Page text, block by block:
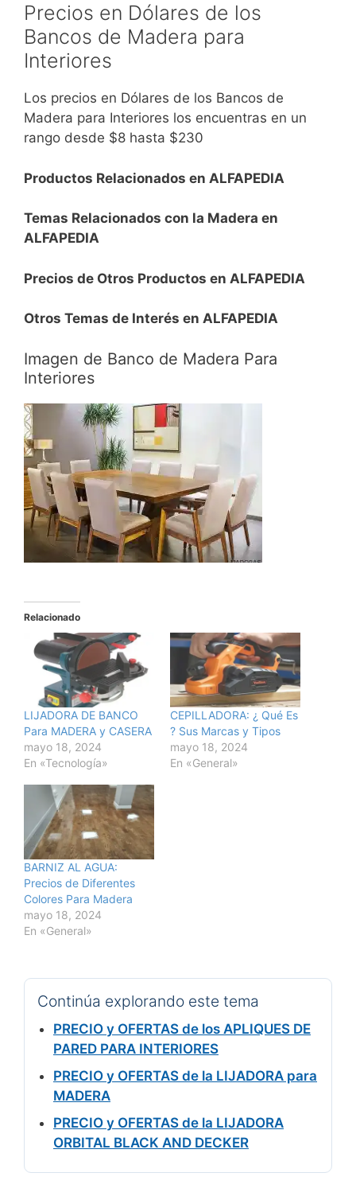
Precios en Dólares de los
Bancos de Madera para
Interiores
Los precios en Dólares de los Bancos de
Madera para Interiores los encuentras en un
rango desde $8 hasta $230
Productos Relacionados en ALFAPEDIA
Temas Relacionados con la Madera en
ALFAPEDIA
Precios de Otros Productos en ALFAPEDIA
Otros Temas de Interés en ALFAPEDIA
Imagen de Banco de Madera Para
Interiores
Relacionado
LIJADORA DE BANCO
Para MADERA y CASERA
mayo 18, 2024
En «Tecnología»
CEPILLADORA: ¿ Qué Es
? Sus Marcas y Tipos
mayo 18, 2024
En «General»
BARNIZ AL AGUA:
Precios de Diferentes
Colores Para Madera
mayo 18, 2024
En «General»
Continúa explorando este tema
PRECIO y OFERTAS de los APLIQUES DE
PARED PARA INTERIORES
PRECIO y OFERTAS de la LIJADORA para
MADERA
PRECIO y OFERTAS de la LIJADORA
ORBITAL BLACK AND DECKER